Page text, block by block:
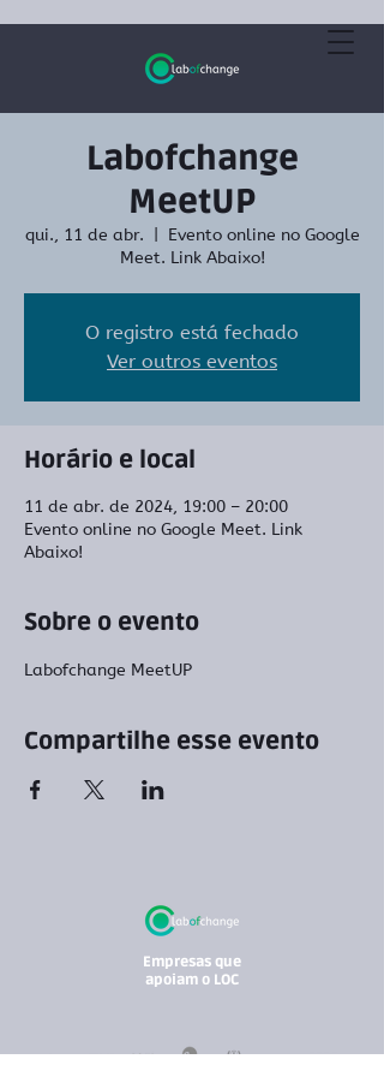
Labofchange
MeetUP
qui., 11 de abr.
Evento online no Google
Meet. Link Abaixo!
O registro está fechado
Ver outros eventos
Horário e local
11 de abr. de 2024, 19:00 – 20:00
Evento online no Google Meet. Link
Abaixo!
Sobre o evento
Labofchange MeetUP
Compartilhe esse evento
Empresas que
apoiam o LOC